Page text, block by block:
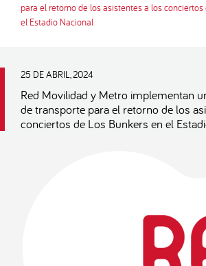
para el retorno de los asistentes a los
el Estadio Nacional
25 DE ABRIL, 2024
Red Movilidad y Metro implementan
de transporte para el retorno de los
conciertos de Los Bunkers en el